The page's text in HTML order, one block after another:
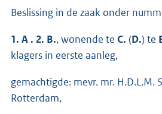
Beslissing in de zaak onder
1. A. 2. B., wonende te C. (D.) te
klagers in eerste aanleg,
gemachtigde: mevr. mr. H.D.L.M.
Rotterdam,